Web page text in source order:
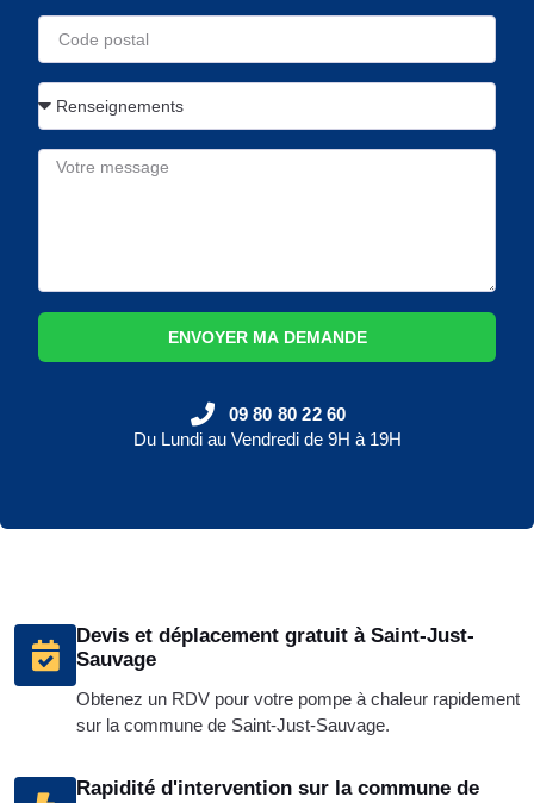
Devis et déplacement gratuit à Saint-Just-
Sauvage
Obtenez un RDV pour votre pompe à chaleur rapidement
sur la commune de Saint-Just-Sauvage.
Rapidité d'intervention sur la commune de
ENVOYER MA DEMANDE
09 80 80 22 60
Du Lundi au Vendredi de 9H à 19H